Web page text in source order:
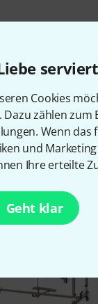
Cookies
Dazu zählen zum
Wenn das
und
Ihre erteilte
Geht klar